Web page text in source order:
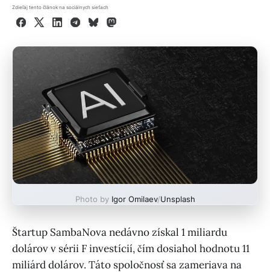
Zdieľaj tento článok na sociálnych sieťach
Facebook
X LinkedInTelegram
BlueskyMastodon
Photo by Igor Omilaev/Unsplash
Štartup SambaNova nedávno získal 1 miliardu
dolárov v sérii F investícií, čím dosiahol hodnotu 11
miliárd dolárov. Táto spoločnosť sa zameriava na